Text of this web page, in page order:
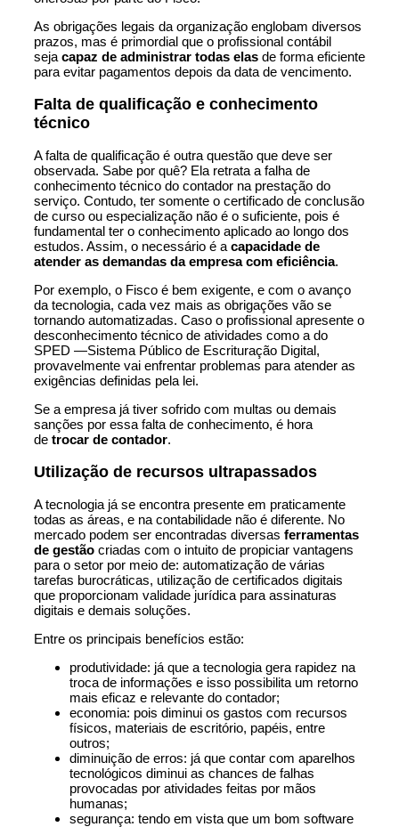
As obrigações legais da organização englobam diversos
prazos, mas é primordial que o profissional contábil
seja capaz de administrar todas elas de forma eficiente
para evitar pagamentos depois da data de vencimento.
Falta de qualificação e conhecimento
técnico
A falta de qualificação é outra questão que deve ser
observada. Sabe por quê? Ela retrata a falha de
conhecimento técnico do contador na prestação do
serviço. Contudo, ter somente o certificado de conclusão
de curso ou especialização não é o suficiente, pois é
fundamental ter o conhecimento aplicado ao longo dos
estudos. Assim, o necessário é a capacidade de
atender as demandas da empresa com eficiência.
Por exemplo, o Fisco é bem exigente, e com o avanço
da tecnologia, cada vez mais as obrigações vão se
tornando automatizadas. Caso o profissional apresente o
desconhecimento técnico de atividades como a do
SPED —Sistema Público de Escrituração Digital,
provavelmente vai enfrentar problemas para atender as
exigências definidas pela lei.
Se a empresa já tiver sofrido com multas ou demais
sanções por essa falta de conhecimento, é hora
de trocar de contador.
Utilização de recursos ultrapassados
A tecnologia já se encontra presente em praticamente
todas as áreas, e na contabilidade não é diferente. No
mercado podem ser encontradas diversas ferramentas
de gestão criadas com o intuito de propiciar vantagens
para o setor por meio de: automatização de várias
tarefas burocráticas, utilização de certificados digitais
que proporcionam validade jurídica para assinaturas
digitais e demais soluções.
Entre os principais benefícios estão:
produtividade: já que a tecnologia gera rapidez na
troca de informações e isso possibilita um retorno
mais eficaz e relevante do contador;
economia: pois diminui os gastos com recursos
físicos, materiais de escritório, papéis, entre
outros;
diminuição de erros: já que contar com aparelhos
tecnológicos diminui as chances de falhas
provocadas por atividades feitas por mãos
humanas;
segurança: tendo em vista que um bom software